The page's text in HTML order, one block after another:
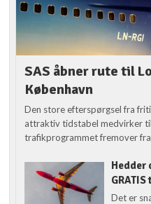
SAS åbner rute til
København
Den store efterspørgsel fra
attraktiv tidstabel medvirker
trafikprogrammet fremover
Hedder
Det er